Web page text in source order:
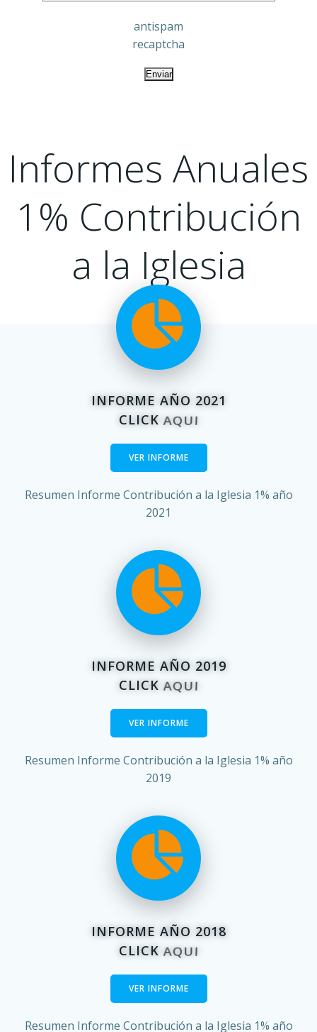
antispam
recaptcha
Informes Anuales
1% Contribución
a la Iglesia
INFORME AÑO 2021
CLICKPDF
VER INFORME
Resumen Informe Contribución a la Iglesia 1% año
2021
INFORME AÑO 2019
CLICKPDF
VER INFORME
Resumen Informe Contribución a la Iglesia 1% año
2019
INFORME AÑO 2018
CLICKPDF
VER INFORME
Resumen Informe Contribución a la Iglesia 1% año